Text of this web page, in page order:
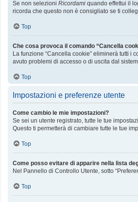
Se non selezioni Ricordami quando effettui il
ricorda che questo non è consigliato se ti
Top
Che cosa provoca il comando “Cancella
La funzione “Cancella cookie” eliminerà tutti i
avuto problemi di accesso o di uscita dal
Top
Impostazioni e preferenze utente
Come cambio le mie impostazioni?
Se sei un utente registrato, tutte le tue
Questo ti permetterà di cambiare tutte le tue
Top
Come posso evitare di apparire nella lista
Nel Pannello di Controllo Utente, sotto
Top